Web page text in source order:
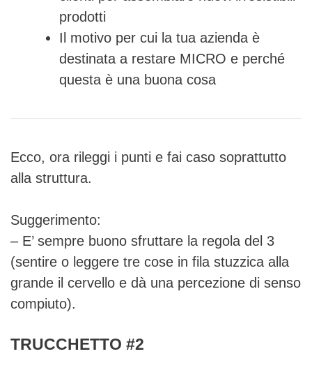
prodotti
Il motivo per cui la tua azienda è
destinata a restare MICRO e perché
questa è una buona cosa
Ecco, ora rileggi i punti e fai caso soprattutto
alla struttura.
Suggerimento:
– E’ sempre buono sfruttare la regola del 3
(sentire o leggere tre cose in fila stuzzica alla
grande il cervello e dà una percezione di senso
compiuto).
TRUCCHETTO #2